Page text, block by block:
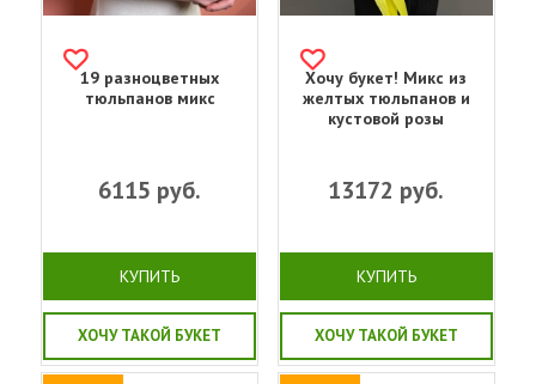
19 разноцветных
тюльпанов микс
6115 руб.
КУПИТЬ
ХОЧУ ТАКОЙ БУКЕТ
Хочу букет! Микс из
желтых тюльпанов и
кустовой розы
13172 руб.
КУПИТЬ
ХОЧУ ТАКОЙ БУКЕТ